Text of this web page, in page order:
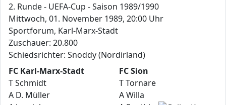
2. Runde - UEFA-Cup - Saison 1989/1990
Mittwoch, 01. November 1989, 20:00 Uhr
Sportforum, Karl-Marx-Stadt
Zuschauer: 20.800
Schiedsrichter: Snoddy (Nordirland)
FC Karl-Marx-Stadt
T Schmidt
A D. Müller
FC Sion
T Tornare
A Willa